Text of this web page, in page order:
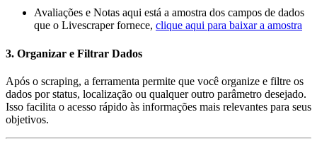
Avaliações e Notas aqui está a amostra dos campos de dados
que o Livescraper fornece, clique aqui para baixar a amostra
3. Organizar e Filtrar Dados
Após o scraping, a ferramenta permite que você organize e filtre os
dados por status, localização ou qualquer outro parâmetro desejado.
Isso facilita o acesso rápido às informações mais relevantes para seus
objetivos.